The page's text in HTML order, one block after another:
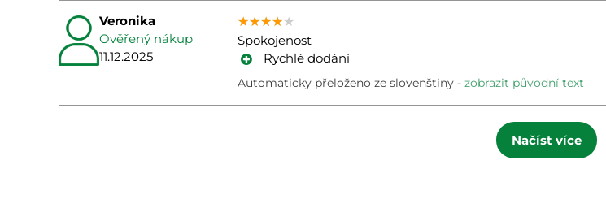
Veronika
Ověřený nákup
11.12.2025
★★★★★
★★★★★
★★★★★
Spokojenost
Rychlé dodání
Automaticky přeloženo ze slovenštiny zobrazit původní text
Načíst více